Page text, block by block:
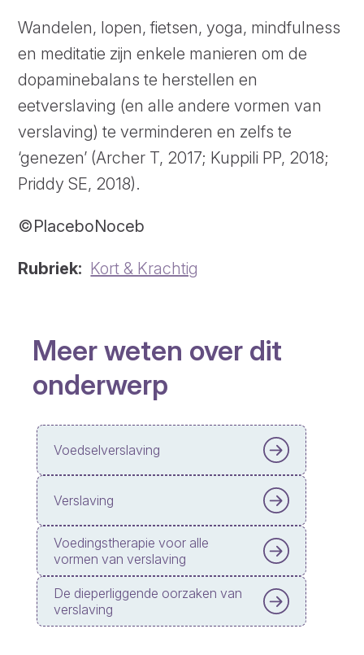
Wandelen, lopen, fietsen, yoga, mindfulness
en meditatie zijn enkele manieren om de
dopaminebalans te herstellen en
eetverslaving (en alle andere vormen van
verslaving) te verminderen en zelfs te
‘genezen’ (Archer T, 2017; Kuppili PP, 2018;
Priddy SE, 2018).
©PlaceboNoceb
Rubriek Kort & Krachtig
Meer weten over dit
onderwerp
Voedselverslaving
Verslaving
Voedingstherapie voor alle
vormen van verslaving
De dieperliggende oorzaken van
verslaving